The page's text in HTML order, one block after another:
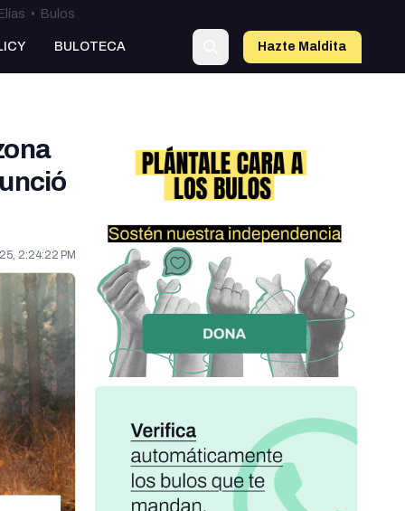
• Bulos
BULOTECA Hazte Maldito
2:24:22 PM